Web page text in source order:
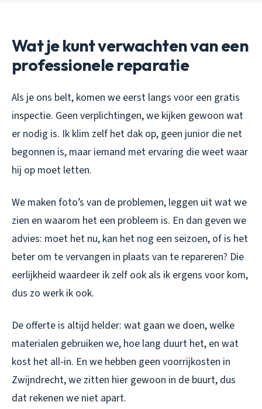
Wat je kunt verwachten van een
professionele reparatie
Als je ons belt, komen we eerst langs voor een gratis
inspectie. Geen verplichtingen, we kijken gewoon wat
er nodig is. Ik klim zelf het dak op, geen junior die net
begonnen is, maar iemand met ervaring die weet waar
hij op moet letten.
We maken foto’s van de problemen, leggen uit wat we
zien en waarom het een probleem is. En dan geven we
advies: moet het nu, kan het nog een seizoen, of is het
beter om te vervangen in plaats van te repareren? Die
eerlijkheid waardeer ik zelf ook als ik ergens voor kom,
dus zo werk ik ook.
De offerte is altijd helder: wat gaan we doen, welke
materialen gebruiken we, hoe lang duurt het, en wat
kost het all-in. En we hebben geen voorrijkosten in
Zwijndrecht, we zitten hier gewoon in de buurt, dus
dat rekenen we niet apart.